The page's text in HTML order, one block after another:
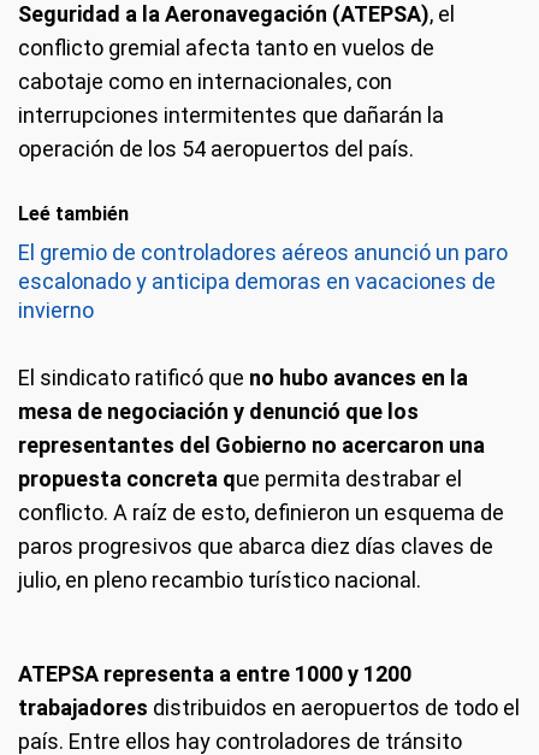
Seguridad a la Aeronavegación (ATEPSA), el
conflicto gremial afecta tanto en vuelos de
cabotaje como en internacionales, con
interrupciones intermitentes que dañarán la
operación de los 54 aeropuertos del país.
Leé también
El gremio de controladores aéreos anunció un paro
escalonado y anticipa demoras en vacaciones de
invierno
El sindicato ratificó que no hubo avances en la
mesa de negociación y denunció que los
representantes del Gobierno no acercaron una
propuesta concreta que permita destrabar el
conflicto. A raíz de esto, definieron un esquema de
paros progresivos que abarca diez días claves de
julio, en pleno recambio turístico nacional.
ATEPSA representa a entre 1000 y 1200
trabajadores distribuidos en aeropuertos de todo el
país. Entre ellos hay controladores de tránsito